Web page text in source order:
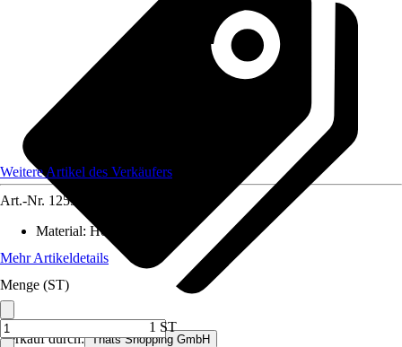
Verkauf durch: Thats Shopping GmbH
Weitere Artikel des Verkäufers
Art.-Nr. 12597309
Material: Holz
Mehr Artikeldetails
Menge (ST)
1 ST